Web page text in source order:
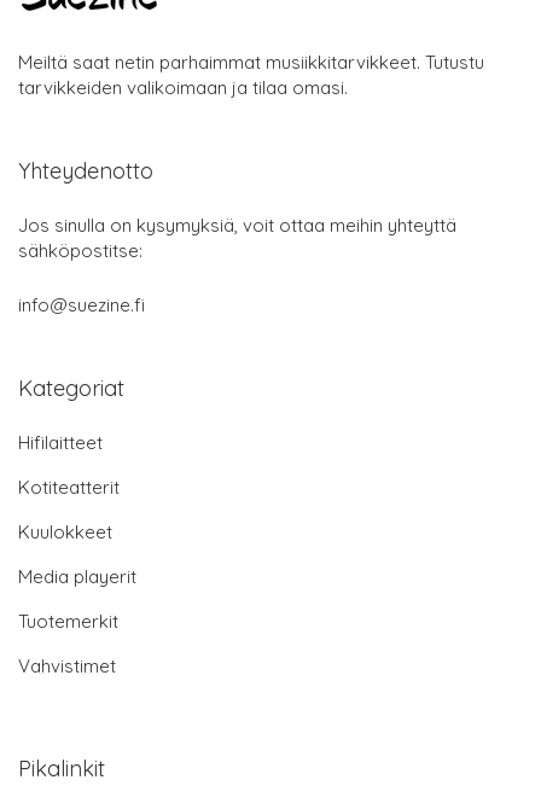
Meiltä saat netin parhaimmat musiikkitarvikkeet. Tutustu
tarvikkeiden valikoimaan ja tilaa omasi.
Yhteydenotto
Jos sinulla on kysymyksiä, voit ottaa meihin yhteyttä
sähköpostitse:
info@suezine.fi
Kategoriat
Hifilaitteet
Kotiteatterit
Kuulokkeet
Media playerit
Tuotemerkit
Vahvistimet
Pikalinkit